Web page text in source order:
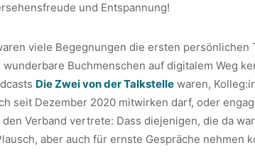
und Entspannung!
viele Begegnungen die ersten
wunderbare Buchmenschen auf digitalem Weg
Die Zwei von der Talkstelle waren,
seit Dezember 2020 mitwirken darf, oder
den Verband vertrete: Dass diejenigen, die da
aber auch für ernste Gespräche nehmen